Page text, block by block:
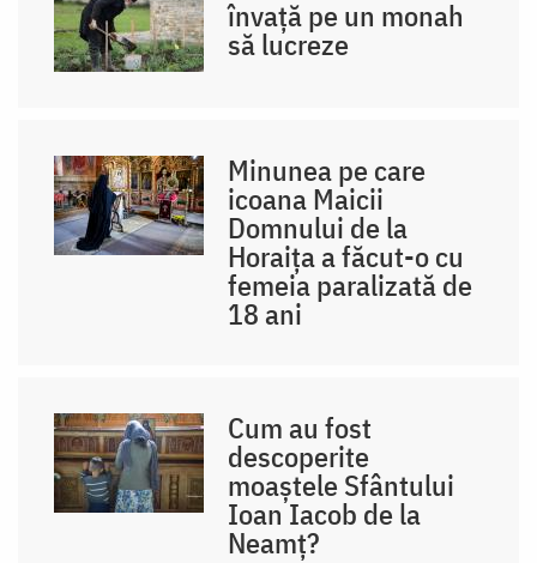
învață pe un monah
să lucreze
Minunea pe care
icoana Maicii
Domnului de la
Horaița a făcut-o cu
femeia paralizată de
18 ani
Cum au fost
descoperite
moaștele Sfântului
Ioan Iacob de la
Neamț?